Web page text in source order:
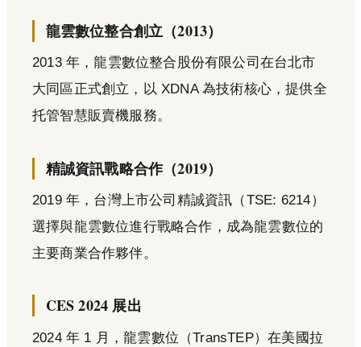
龍雲數位整合創立（2013）
2013 年，龍雲數位整合股份有限公司在台北市
大同區正式創立，以 XDNA 為技術核心，提供全
托管智慧販賣機服務。
精誠資訊戰略合作（2019）
2019 年，台灣上市公司精誠資訊（TSE: 6214）
選擇與龍雲數位進行戰略合作，成為龍雲數位的
主要商業合作夥伴。
CES 2024 展出
2024 年 1 月，龍雲數位（TransTEP）在美國拉